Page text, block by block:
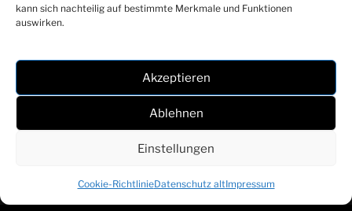
kann sich nachteilig auf bestimmte Merkmale und Funktionen
auswirken.
Akzeptieren
Ablehnen
Einstellungen
Cookie-RichtlinieDatenschutz altImpressum
SCHWARZ
SEIT 1919